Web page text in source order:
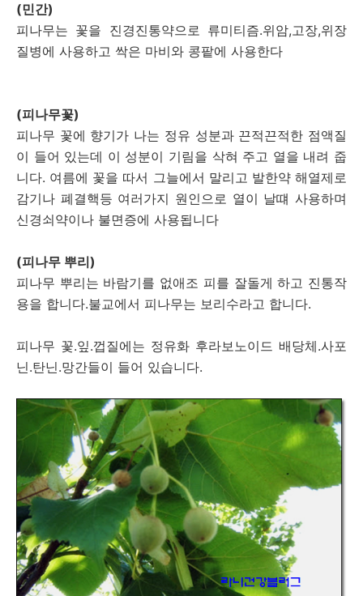
(민간)
피나무는 꽃을 진경진통약으로 류미티즘.위암,고장,위장
질병에 사용하고 싹은 마비와 콩팥에 사용한다
(피나무꽃)
피나무 꽃에 향기가 나는 정유 성분과 끈적끈적한 점액질
이 들어 있는데 이 성분이 기림을 삭혀 주고 열을 내려 줍
니다. 여름에 꽃을 따서 그늘에서 말리고 발한약 해열제로
감기나 폐결핵등 여러가지 원인으로 열이 날떄 사용하며
신경쇠약이나 불면증에 사용됩니다
(피나무 뿌리)
피나무 뿌리는 바람기를 없애조 피를 잘돌게 하고 진통작
용을 합니다.불교에서 피나무는 보리수라고 합니다.
피나무 꽃.잎.껍질에는 정유화 후라보노이드 배당체.사포
닌.탄닌.망간들이 들어 있습니다.